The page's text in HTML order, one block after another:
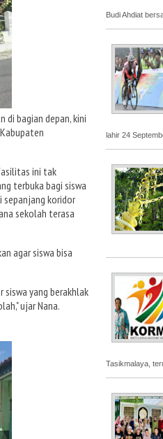
di bagian depan, kini
ini tak
terbuka bagi siswa
sepanjang koridor
sekolah terasa
agar siswa bisa
siswa yang berakhlak
ujar Nana.
Budi Ahdiat
lahir 24
Tasikmalaya,